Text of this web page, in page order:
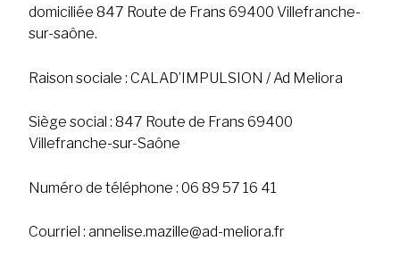
domiciliée 847 Route de Frans 69400 Villefranche-
sur-saône.
Raison sociale : CALAD’IMPULSION / Ad Meliora
Siège social : 847 Route de Frans 69400
Villefranche-sur-Saône
Numéro de téléphone : 06 89 57 16 41
Courriel : annelise.mazille@ad-meliora.fr